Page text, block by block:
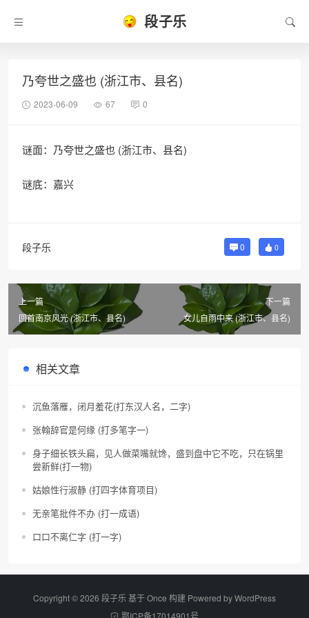
段子乐
乃夸世之盛也 (浙江市、县名)
2023-06-09 67 0
谜面：乃夸世之盛也 (浙江市、县名)
谜底：嘉兴
段子乐 0 0
上一篇
回首南京风光 (浙江市、县名)
下一篇
女儿自雨中来 (浙江市、县名)
相关文章
沉鱼落雁，闭月羞花(打东汉人名，二字)
张翰辞官是何缘 (打多笔字一)
身子细长铁头扁，见人做菜嘴就馋，盛到盘中它不吃，只在锅里
尝新鲜(打一物)
姑娘性行淑静 (打四字体育项目)
无亲笔批件不办 (打一成语)
口口不离仁字 (打一字)
Copyright © 2026 段子乐 基于 Once 构建 Powered byWordPress
鄂ICP备17014901号